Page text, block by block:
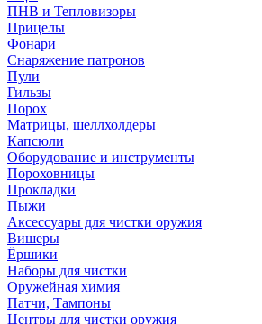
ПНВ и Тепловизоры
Прицелы
Фонари
Снаряжение патронов
Пули
Гильзы
Порох
Матрицы, шеллхолдеры
Капсюли
Оборудование и инструменты
Пороховницы
Прокладки
Пыжи
Аксессуары для чистки оружия
Вишеры
Ёршики
Наборы для чистки
Оружейная химия
Патчи, Тампоны
Центры для чистки оружия